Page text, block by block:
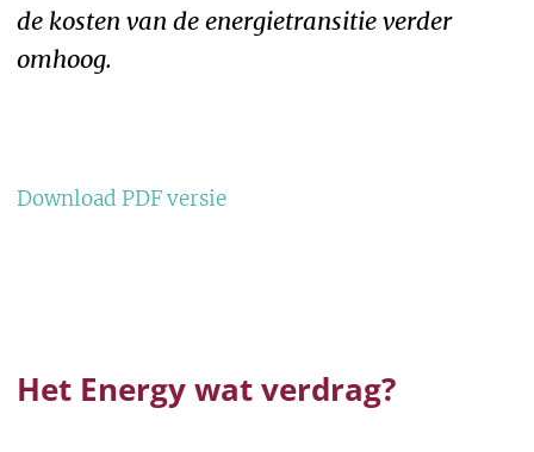
de kosten van de energietransitie verder
omhoog.
Download PDF versie
Het Energy wat verdrag?